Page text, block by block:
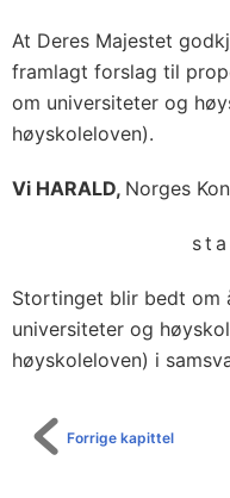
At Deres Majestet
framlagt forslag til
om universiteter og
høyskoleloven).
Vi HARALD, Norges
Stortinget blir bedt om
universiteter og
høyskoleloven) i
Forrige kapittel